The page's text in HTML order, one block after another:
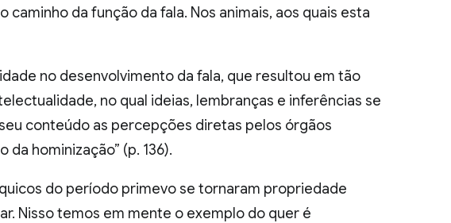
da função da fala. Nos animais, aos quais esta
no desenvolvimento da fala, que resultou em tão
no qual ideias, lembranças e inferências se
conteúdo as percepções diretas pelos órgãos
hominização” (p. 136).
do período primevo se tornaram propriedade
Nisso temos em mente o exemplo do quer é